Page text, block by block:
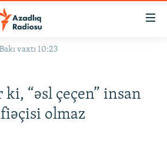
vaxtı 10:23
ki, “əsl çeçen” insan
olmaz